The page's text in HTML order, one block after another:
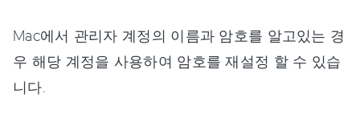
Mac에서 관리자 계정의 이름과 암호를 알고있는 경
우 해당 계정을 사용하여 암호를 재설정 할 수 있습
니다.